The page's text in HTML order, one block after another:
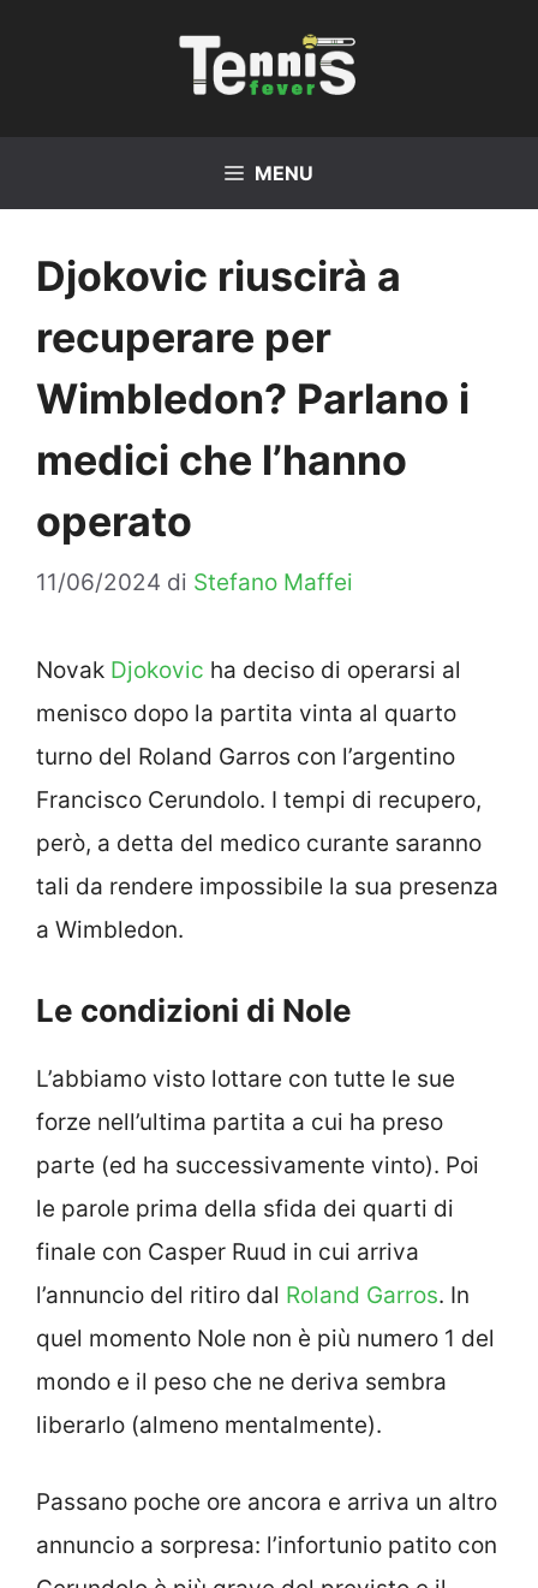
MENU
Djokovic riuscirà a
recuperare per
Wimbledon? Parlano i
medici che l’hanno
operato
11/06/2024 di Stefano Maffei
Novak Djokovic ha deciso di operarsi al
menisco dopo la partita vinta al quarto
turno del Roland Garros con l’argentino
Francisco Cerundolo. I tempi di recupero,
però, a detta del medico curante saranno
tali da rendere impossibile la sua presenza
a Wimbledon.
Le condizioni di Nole
L’abbiamo visto lottare con tutte le sue
forze nell’ultima partita a cui ha preso
parte (ed ha successivamente vinto). Poi
le parole prima della sfida dei quarti di
finale con Casper Ruud in cui arriva
l’annuncio del ritiro dal Roland Garros. In
quel momento Nole non è più numero 1 del
mondo e il peso che ne deriva sembra
liberarlo (almeno mentalmente).
Passano poche ore ancora e arriva un altro
annuncio a sorpresa: l’infortunio patito con